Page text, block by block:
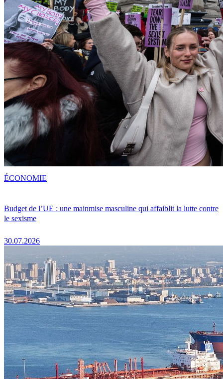
Budget de l’UE : une mainmise masculine qui affaiblit la lutte contre
le sexisme
30.07.2026
ÉCONOMIE